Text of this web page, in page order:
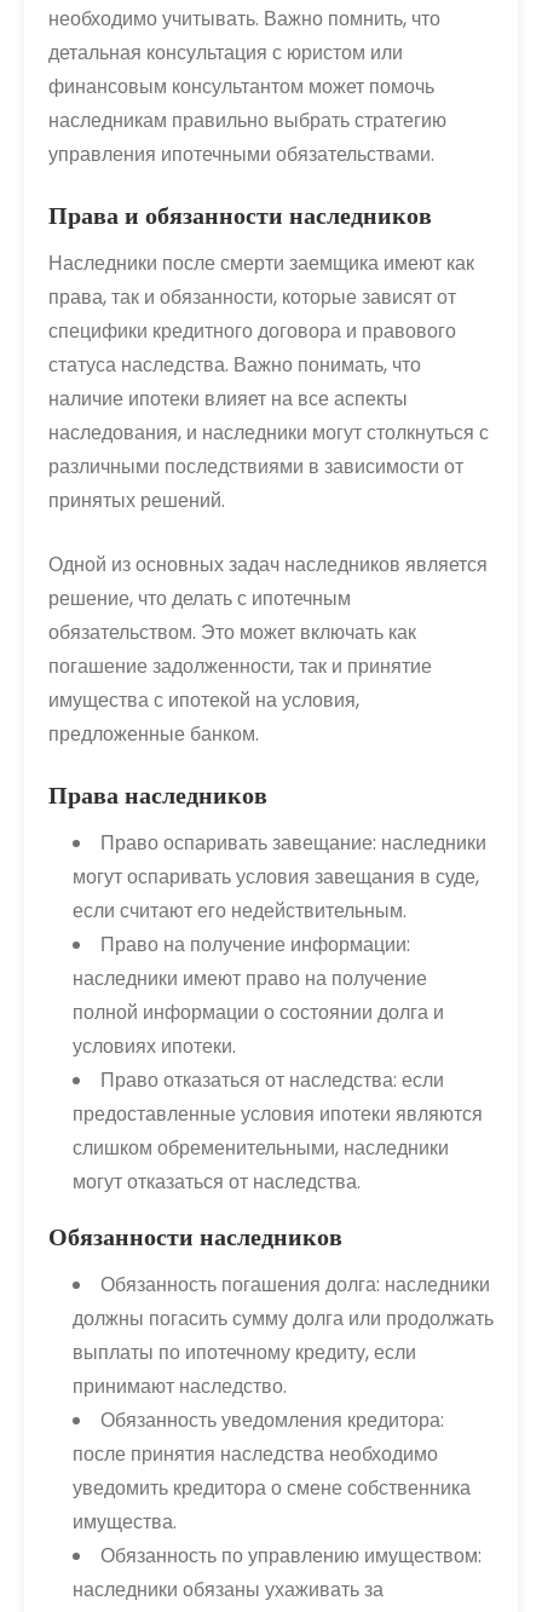
необходимо учитывать. Важно помнить, что
детальная консультация с юристом или
финансовым консультантом может помочь
наследникам правильно выбрать стратегию
управления ипотечными обязательствами.
Права и обязанности наследников
Наследники после смерти заемщика имеют как
права, так и обязанности, которые зависят от
специфики кредитного договора и правового
статуса наследства. Важно понимать, что
наличие ипотеки влияет на все аспекты
наследования, и наследники могут столкнуться с
различными последствиями в зависимости от
принятых решений.
Одной из основных задач наследников является
решение, что делать с ипотечным
обязательством. Это может включать как
погашение задолженности, так и принятие
имущества с ипотекой на условия,
предложенные банком.
Права наследников
Право оспаривать завещание: наследники
могут оспаривать условия завещания в суде,
если считают его недействительным.
Право на получение информации:
наследники имеют право на получение
полной информации о состоянии долга и
условиях ипотеки.
Право отказаться от наследства: если
предоставленные условия ипотеки являются
слишком обременительными, наследники
могут отказаться от наследства.
Обязанности наследников
Обязанность погашения долга: наследники
должны погасить сумму долга или продолжать
выплаты по ипотечному кредиту, если
принимают наследство.
Обязанность уведомления кредитора:
после принятия наследства необходимо
уведомить кредитора о смене собственника
имущества.
Обязанность по управлению имуществом:
наследники обязаны ухаживать за